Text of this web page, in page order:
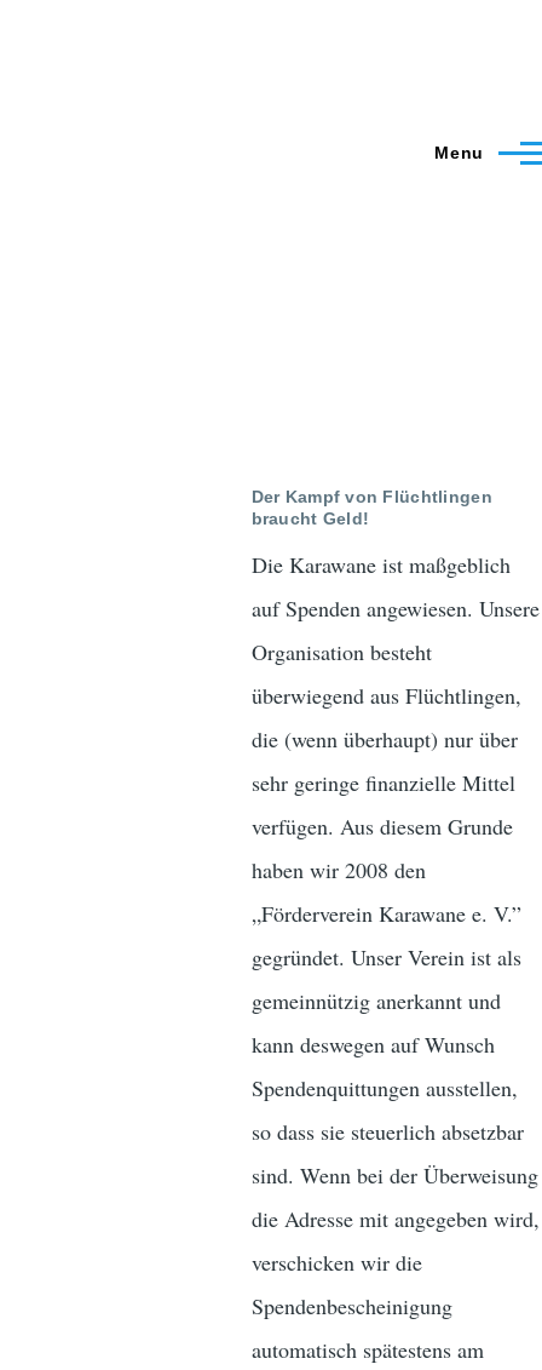
Menu
Der Kampf von Flüchtlingen
braucht Geld!
Die Karawane ist maßgeblich
auf Spenden angewiesen. Unsere
Organisation besteht
überwiegend aus Flüchtlingen,
die (wenn überhaupt) nur über
sehr geringe finanzielle Mittel
verfügen. Aus diesem Grunde
haben wir 2008 den
„Förderverein Karawane e. V.”
gegründet. Unser Verein ist als
gemeinnützig anerkannt und
kann deswegen auf Wunsch
Spendenquittungen ausstellen,
so dass sie steuerlich absetzbar
sind. Wenn bei der Überweisung
die Adresse mit angegeben wird,
verschicken wir die
Spendenbescheinigung
automatisch spätestens am